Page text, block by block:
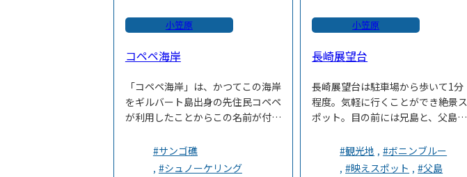
小笠原
コペペ海岸
「コペペ海岸」は、かつてこの海岸
をギルバート島出身の先住民コペペ
が利用したことからこの名前が付け
海と白い砂浜の広がる美しい海岸
で、サンゴや色鮮やかな魚を見られ
#サンゴ礁
#シュノーケリング
小笠原
長崎展望台
長崎展望台は駐車場から歩いて1分
程度。気軽に行くことができ絶景ス
ポット。目の前には兄島と、父島と
ボニンブルーの広い海がどこまでも
続いています。展望台の右下には小
#観光地
#ボニンブルー
#映えスポット
#父島